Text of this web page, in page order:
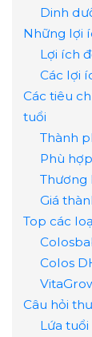
Dinh
Những lợi
Lợi ích
Các lợi
Các tiêu
tuổi
Thành
Phù
Thương
Giá
Top các
Colos
Câu hỏi
Lứa